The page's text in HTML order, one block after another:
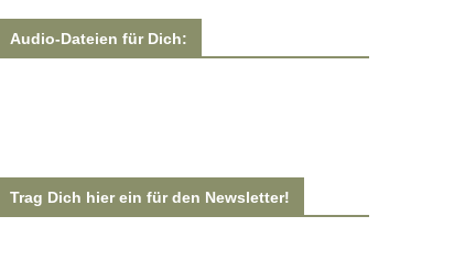
Audio-Dateien für Dich:
Trag Dich hier ein für den Newsletter!